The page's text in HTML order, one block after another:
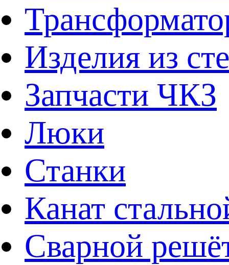
Изделия из
Запчасти ЧКЗ
Люки
Станки
Канат
Сварной